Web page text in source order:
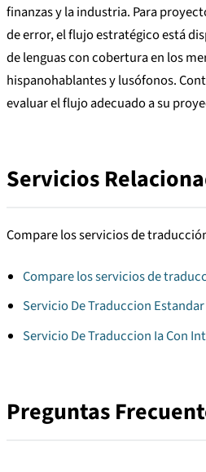
finanzas y la industria. Para
de error, el flujo estratégico está
de lenguas con cobertura en los
hispanohablantes y lusófonos.
evaluar el flujo adecuado a su
Servicios
Compare los servicios de
Compare los servicios de
Servicio De Traduccion Estandar
Servicio De Traduccion Ia Con
Preguntas